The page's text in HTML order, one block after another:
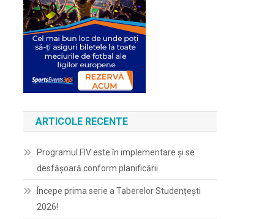
ARTICOLE RECENTE
Programul FIV este în implementare și se
desfășoară conform planificării
Începe prima serie a Taberelor Studențești
2026!